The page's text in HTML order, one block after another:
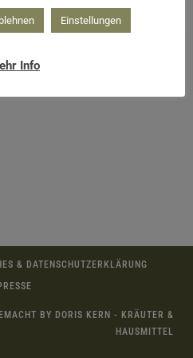
& DATENSCHUTZERKLÄRUNG
BY DORIS KERN - KRÄUTER &
HAUSMITTEL
Einstellungen
Info